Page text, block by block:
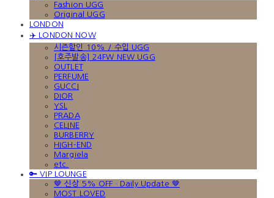
Fashion UGG
Original UGG
LONDON
✈️ LONDON NOW
시즌할인 10% / 수입 UGG
[호주발송] 24FW NEW UGG
OUTLET
PERFUME
GUCCI
DIOR
YSL
PRADA
CELINE
BURBERRY
HIGH-END
Margiela
etc.
🔑 VIP LOUNGE
🤎 신상 5% OFF · Daily Update 🤎
MOST LOVED